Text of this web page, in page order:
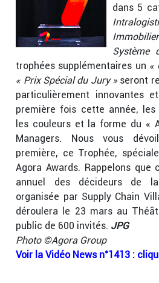
dans 5
Système
trophées supplémentaires un «
« Prix Spécial du Jury » seront
particulièrement innovantes
première fois cette année, les
les couleurs et la forme du «
Managers. Nous vous
première, ce Trophée,
Agora Awards. Rappelons que
annuel des décideurs de
organisée par Supply Chain
déroulera le 23 mars au
public de 600 invités. JPG
Photo ©Agora Group
Voir la Vidéo News n°1413 :